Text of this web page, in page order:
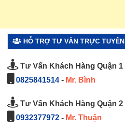
HỖ TRỢ TƯ VẤN TRỰC TUYẾN
Tư Vấn Khách Hàng Quận 1
0825841514 - Mr. Bình
Tư Vấn Khách Hàng Quận 2
0932377972 - Mr. Thuận